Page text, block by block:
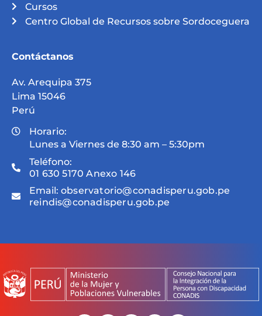
Cursos
Centro Global de Recursos sobre Sordoceguera
Contáctanos
Av. Arequipa 375
Lima 15046
Perú
Horario:
Lunes a Viernes de 8:30 am – 5:30pm
Teléfono:
01 630 5170 Anexo 146
Email: observatorio@conadisperu.gob.pe
reindis@conadisperu.gob.pe